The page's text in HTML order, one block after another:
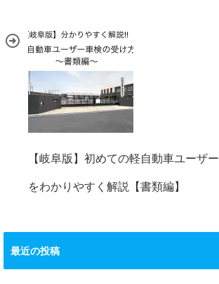
【岐阜版】初めての軽自動車ユーザ
をわかりやすく解説【書類編】
最近の投稿